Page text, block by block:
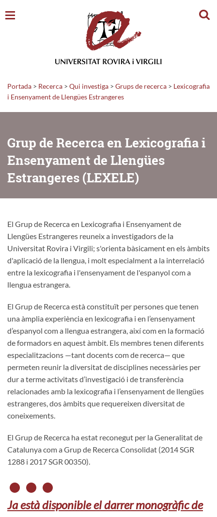
Portada > Recerca > Qui investiga > Grups de recerca > Lexicografia
i Ensenyament de Llengües Estrangeres
Grup de Recerca en Lexicografia i
Ensenyament de Llengües
Estrangeres (LEXELE)
El Grup de Recerca en Lexicografia i Ensenyament de
Llengües Estrangeres reuneix a investigadors de la
Universitat Rovira i Virgili; s'orienta bàsicament en els àmbits
d'aplicació de la llengua, i molt especialment a la interrelació
entre la lexicografia i l'ensenyament de l'espanyol com a
llengua estrangera.
El Grup de Recerca està constituït per persones que tenen
una àmplia experiència en lexicografia i en l’ensenyament
d’espanyol com a llengua estrangera, així com en la formació
de formadors en aquest àmbit. Els membres tenen diferents
especialitzacions —tant docents com de recerca— que
permeten reunir la diversitat de disciplines necessàries per
dur a terme activitats d’investigació i de transferència
relacionades amb la lexicografia i l’ensenyament de llengües
estrangeres, dos àmbits que requereixen diversitat de
coneixements.
El Grup de Recerca ha estat reconegut per la Generalitat de
Catalunya com a Grup de Recerca Consolidat (2014 SGR
1288 i 2017 SGR 00350).
Ja està disponible el darrer monogràfic de